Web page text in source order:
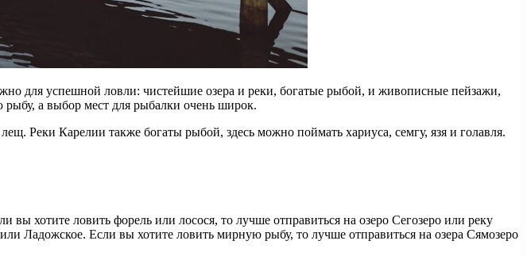
для успешной ловли: чистейшие озера и реки, богатые рыбой, и живописные пейзажи,
а выбор мест для рыбалки очень широк.
Реки Карелии также богаты рыбой, здесь можно поймать хариуса, семгу, язя и голавля.
хотите ловить форель или лосося, то лучше отправиться на озеро Сегозеро или реку
Ладожское. Если вы хотите ловить мирную рыбу, то лучше отправиться на озера Сямозеро